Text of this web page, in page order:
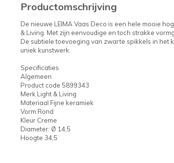
Productomschrijving
De nieuwe LEIMA Vaas Deco is een hele mooie
& Living. Met zijn eenvoudige en toch strakke
De subtiele toevoeging van zwarte spikkels in het
uniek kunstwerk.
Specificaties
Algemeen
Product code 5899343
Merk Light & Living
Materiaal Fijne keramiek
Vorm Rond
Kleur Creme
Diameter: Ø 14,5
Hoogte 34,5